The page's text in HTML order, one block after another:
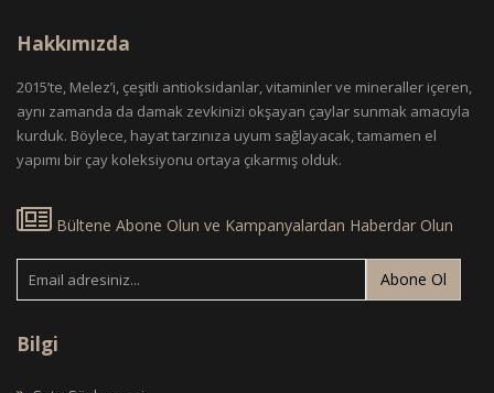
Hakkımızda
2015’te, Melez’i, çeşitli antioksidanlar, vitaminler ve mineraller içeren,
aynı zamanda da damak zevkinizi okşayan çaylar sunmak amacıyla
kurduk. Böylece, hayat tarzınıza uyum sağlayacak, tamamen el
yapımı bir çay koleksiyonu ortaya çıkarmış olduk.
Bültene Abone Olun ve Kampanyalardan Haberdar Olun
Abone Ol
Bilgi